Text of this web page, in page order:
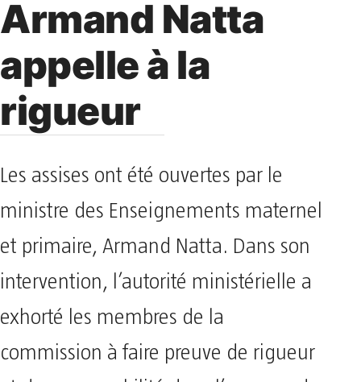
Armand Natta
appelle à la
rigueur
Les assises ont été ouvertes par le
ministre des Enseignements maternel
et primaire, Armand Natta. Dans son
intervention, l’autorité ministérielle a
exhorté les membres de la
commission à faire preuve de rigueur